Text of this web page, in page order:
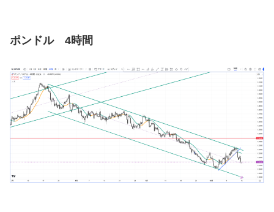
ポンドル 4時間